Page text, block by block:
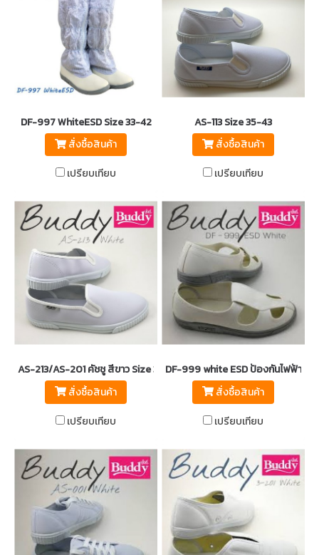
DF-997 WhiteESD Size 33-42
สั่งซื้อสินค้า
เปรียบเทียบ
AS-113 Size 35-43
สั่งซื้อสินค้า
เปรียบเทียบ
AS-213/AS-201 คัชชู สีขาว Size 35-43
สั่งซื้อสินค้า
เปรียบเทียบ
DF-999 white ESD ป้องกันไฟฟ้าส
สั่งซื้อสินค้า
เปรียบเทียบ